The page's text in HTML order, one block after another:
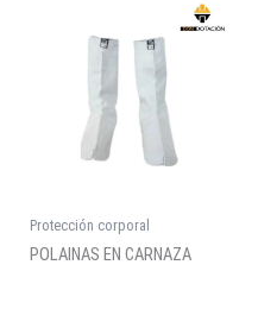
Las
opciones
se
pueden
elegir
página
de
Protección corporal
POLAINAS EN CARNAZA